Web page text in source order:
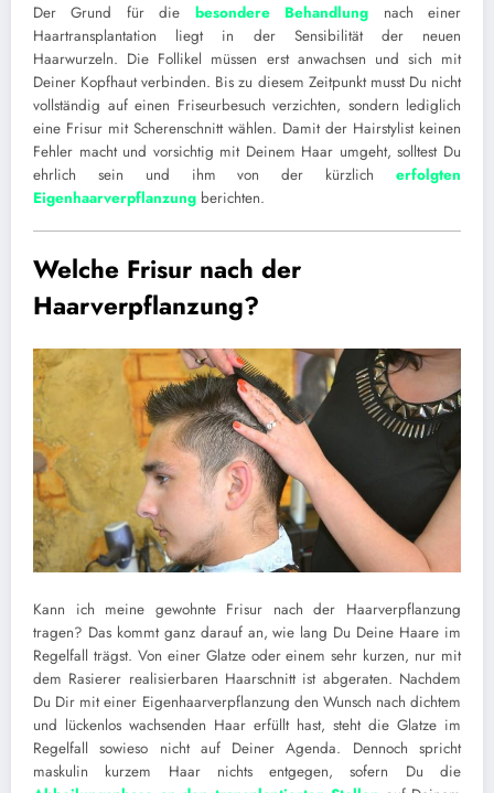
Der Grund für die besondere Behandlung nach einer
Haartransplantation liegt in der Sensibilität der neuen
Haarwurzeln. Die Follikel müssen erst anwachsen und sich mit
Deiner Kopfhaut verbinden. Bis zu diesem Zeitpunkt musst Du nicht
vollständig auf einen Friseurbesuch verzichten, sondern lediglich
eine Frisur mit Scherenschnitt wählen. Damit der Hairstylist keinen
Fehler macht und vorsichtig mit Deinem Haar umgeht, solltest Du
ehrlich sein und ihm von der kürzlich erfolgten
Eigenhaarverpflanzung berichten.
Welche Frisur nach der
Haarverpflanzung?
Kann ich meine gewohnte Frisur nach der Haarverpflanzung
tragen? Das kommt ganz darauf an, wie lang Du Deine Haare im
Regelfall trägst. Von einer Glatze oder einem sehr kurzen, nur mit
dem Rasierer realisierbaren Haarschnitt ist abgeraten. Nachdem
Du Dir mit einer Eigenhaarverpflanzung den Wunsch nach dichtem
und lückenlos wachsenden Haar erfüllt hast, steht die Glatze im
Regelfall sowieso nicht auf Deiner Agenda. Dennoch spricht
maskulin kurzem Haar nichts entgegen, sofern Du die